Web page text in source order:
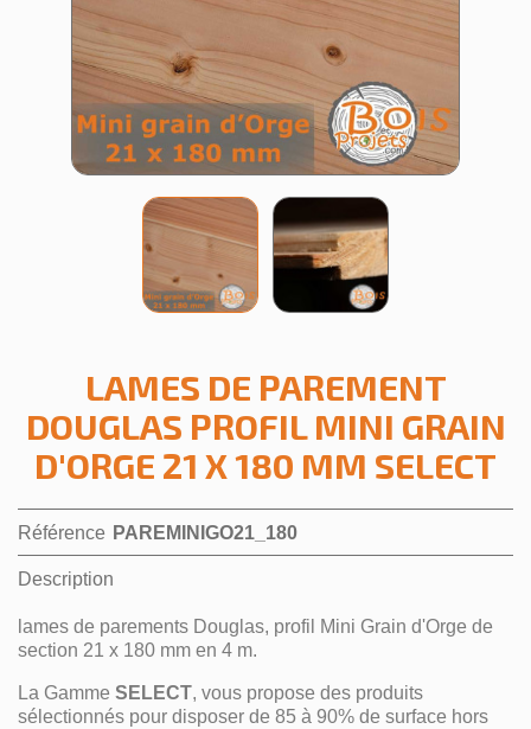
LAMES DE PAREMENT
DOUGLAS PROFIL MINI GRAIN
D'ORGE 21 X 180 MM SELECT
Référence PAREMINIGO21_180
Description
lames de parements Douglas, profil Mini Grain d'Orge de
section 21 x 180 mm en 4 m.
La Gamme SELECT, vous propose des produits
sélectionnés pour disposer de 85 à 90% de surface hors